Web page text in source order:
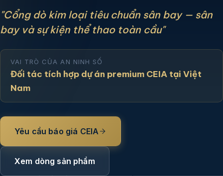
"Cổng dò kim loại tiêu chuẩn sân bay — sân
bay và sự kiện thể thao toàn cầu"
VAI TRÒ CỦA AN NINH SỐ
Đối tác tích hợp dự án premium CEIA tại Việt
Nam
Yêu cầu báo giá CEIA
Xem dòng sản phẩm